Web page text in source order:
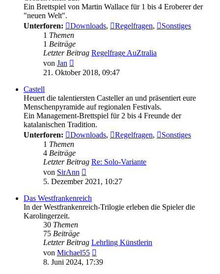
Ein Brettspiel von Martin Wallace für 1 bis 4 Eroberer der
"neuen Welt".
Unterforen:
Downloads, Regelfragen,
Sonstiges
1 Themen
1 Beiträge
Letzter Beitrag Regelfrage AuZtralia
von Jan
Beitrag
21. Oktober 2018, 09:47
Castell
Heuert die talentiersten Casteller an und präsentiert eure
Menschenpyramide auf regionalen Festivals.
Ein Management-Brettspiel für 2 bis 4 Freunde der
katalanischen Tradition.
Unterforen:
Downloads, Regelfragen,
Sonstiges
1 Themen
4 Beiträge
Letzter Beitrag Re: Solo-Variante
von SirAnn
Beitrag
5. Dezember 2021, 10:27
Das Westfrankenreich
In der Westfrankenreich-Trilogie erleben die Spieler die
Karolingerzeit.
30 Themen
75 Beiträge
Letzter Beitrag Lehrling Künstlerin
von Michael55
Beitrag
8. Juni 2024, 17:39